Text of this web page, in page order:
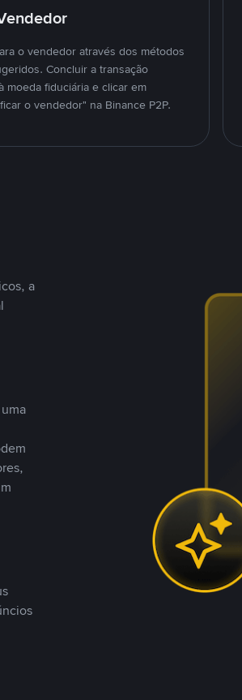
o vendedor através dos métodos
Concluir a transação
moeda fiduciária e clicar em
o vendedor" na Binance P2P.
a